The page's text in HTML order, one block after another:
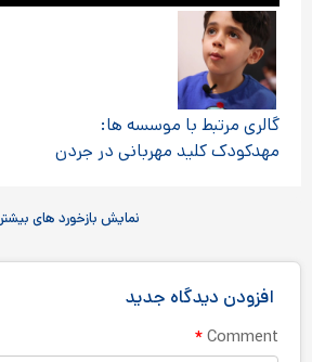
گالری مرتبط با موسسه ها:
مهدکودک کلید مهربانی در جردن
نمایش بازخورد های بیشتر
افزودن دیدگاه جدید
Comment
*